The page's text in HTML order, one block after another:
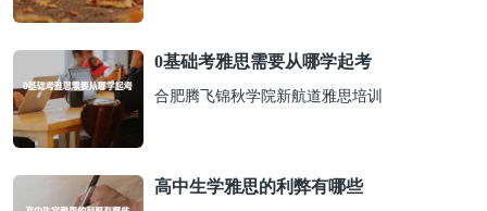
0基础考雅思需要从哪学起考
合肥腾飞锦秋学院新航道雅思培训
高中生学雅思的利弊有哪些